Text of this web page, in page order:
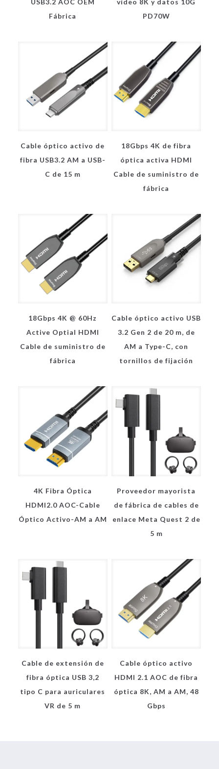
Fábrica
PD70W
Cable óptico activo de
fibra USB3.2 AM a USB-
C de 15 m
18Gbps 4K de fibra
óptica activa HDMI
Cable de suministro de
fábrica
18Gbps 4K @ 60Hz
Active Optial HDMI
Cable de suministro de
fábrica
Cable óptico activo USB
3.2 Gen 2 de 20 m, de
AM a Type-C, con
tornillos de fijación
4K Fibra Óptica
HDMI2.0 AOC-Cable
Óptico Activo-AM a AM
Proveedor mayorista
de fábrica de cables de
enlace Meta Quest 2 de
5 m
Cable de extensión de
fibra óptica USB 3,2
tipo C para auriculares
VR de 5 m
Cable óptico activo
HDMI 2.1 AOC de fibra
óptica 8K, AM a AM, 48
Gbps